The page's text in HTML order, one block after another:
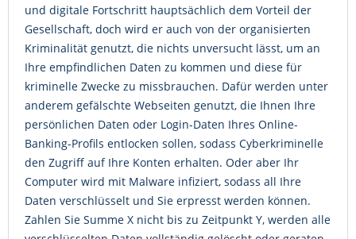
und digitale Fortschritt hauptsächlich dem Vorteil der
Gesellschaft, doch wird er auch von der organisierten
Kriminalität genutzt, die nichts unversucht lässt, um an
Ihre empfindlichen Daten zu kommen und diese für
kriminelle Zwecke zu missbrauchen. Dafür werden unter
anderem gefälschte Webseiten genutzt, die Ihnen Ihre
persönlichen Daten oder Login-Daten Ihres Online-
Banking-Profils entlocken sollen, sodass Cyberkriminelle
den Zugriff auf Ihre Konten erhalten. Oder aber Ihr
Computer wird mit Malware infiziert, sodass all Ihre
Daten verschlüsselt und Sie erpresst werden können.
Zahlen Sie Summe X nicht bis zu Zeitpunkt Y, werden alle